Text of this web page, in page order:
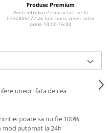
Produse Premium
Aveti intrebari? Contactati-ne la
0732805177 de luni pana vineri intre
orele 10:00-16:00
uneori fata de cea
poate sa nu fie 100%
mod automat la 24h